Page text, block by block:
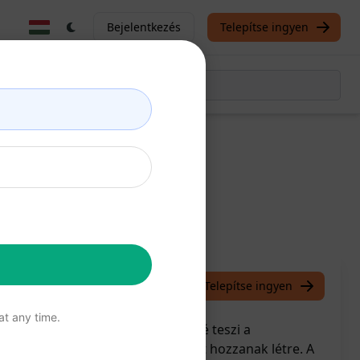
Bejelentkezés Telepítse ingyen
Telepítse ingyen
hatékony eszköz, amely lehetővé teszi a
és SEO-optimalizált tartalmat hozzanak létre. A
any time.